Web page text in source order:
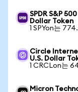
SPDR S&P
Dollar Token
1 SPYon는
Circle
U.S. Dollar
1 CRCLon는
Micron